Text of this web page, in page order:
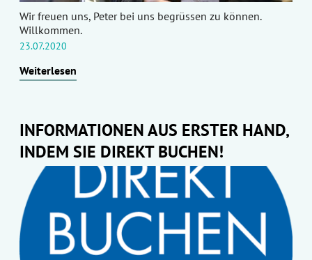
Wir freuen uns, Peter bei uns begrüssen zu können.
Willkommen.
23.07.2020
Weiterlesen
INFORMATIONEN AUS ERSTER HAND,
INDEM SIE DIREKT BUCHEN!